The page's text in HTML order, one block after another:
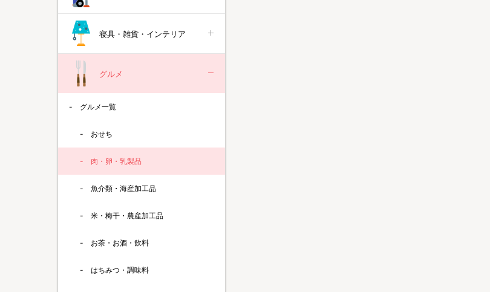
寝具・雑貨・インテリア
グルメ
グルメ一覧
おせち
肉・卵・乳製品
魚介類・海産加工品
米・梅干・農産加工品
お茶・お酒・飲料
はちみつ・調味料